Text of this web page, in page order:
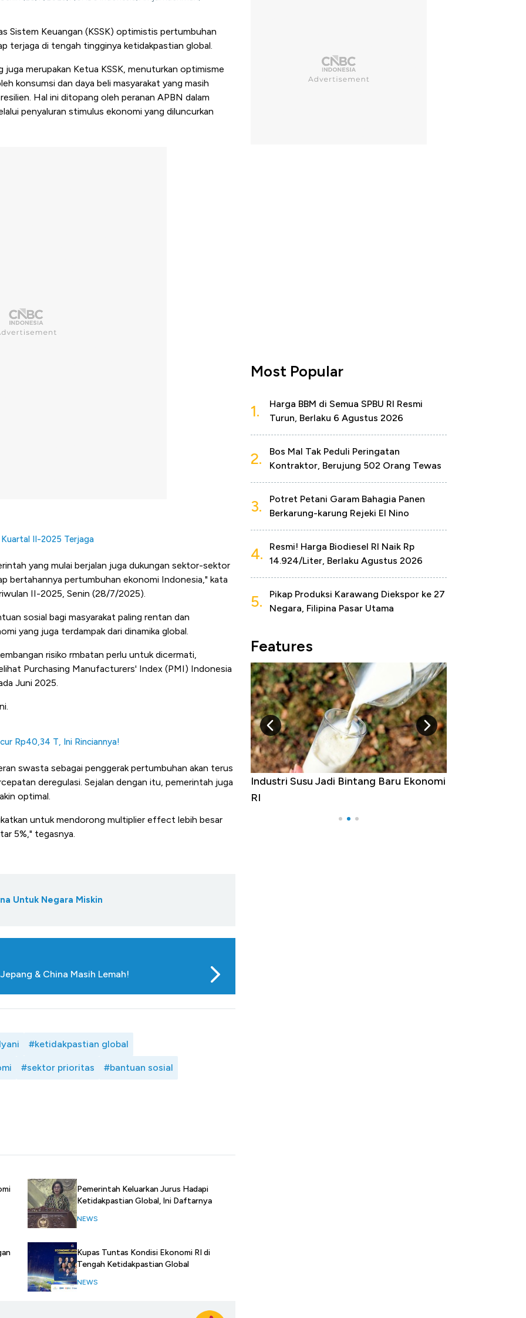
Sistem Keuangan (KSSK) optimistis pertumbuhan
terjaga di tengah tingginya ketidakpastian global.
merupakan Ketua KSSK, menuturkan optimisme
konsumsi dan daya beli masyarakat yang masih
Hal ini ditopang oleh peranan APBN dalam
penyaluran stimulus ekonomi yang diluncurkan
II-2025 Terjaga
yang mulai berjalan juga dukungan sektor-sektor
bertahannya pertumbuhan ekonomi Indonesia," kata
II-2025, Senin (28/7/2025).
sosial bagi masyarakat paling rentan dan
yang juga terdampak dari dinamika global.
risiko rmbatan perlu untuk dicermati,
Purchasing Manufacturers' Index (PMI) Indonesia
Juni 2025.
Rp40,34 T, Ini Rinciannya!
swasta sebagai penggerak pertumbuhan akan terus
deregulasi. Sejalan dengan itu, pemerintah juga
optimal.
untuk mendorong multiplier effect lebih besar
5%," tegasnya.
Untuk Negara Miskin
& China Masih Lemah!
#ketidakpastian global
#sektor prioritas #bantuan sosial
Pemerintah Keluarkan Jurus Hadapi
Ketidakpastian Global, Ini Daftarnya
NEWS
Kupas Tuntas Kondisi Ekonomi RI di
Tengah Ketidakpastian Global
NEWS
Most Popular
1.
Harga BBM di Semua SPBU RI Resmi
Turun, Berlaku 6 Agustus 2026
2.
Bos Mal Tak Peduli Peringatan
Kontraktor, Berujung 502 Orang Tewas
3.
Potret Petani Garam Bahagia Panen
Berkarung-karung Rejeki El Nino
4.
Resmi! Harga Biodiesel RI Naik Rp
14.924/Liter, Berlaku Agustus 2026
5.
Pikap Produksi Karawang Diekspor ke 27
Negara, Filipina Pasar Utama
Features
&
Industri Susu Jadi Bintang Baru Ekonomi
5 Raja Ekonomi Indonesia: Maaf, Gak
Ada Jawa!